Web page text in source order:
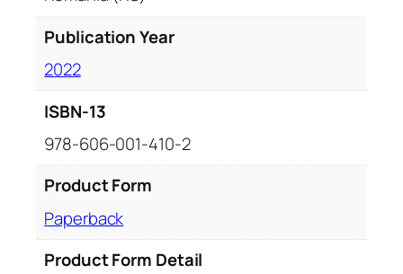
Publication Year
2022
ISBN-13
978-606-001-410-2
Product Form
Paperback
Product Form Detail